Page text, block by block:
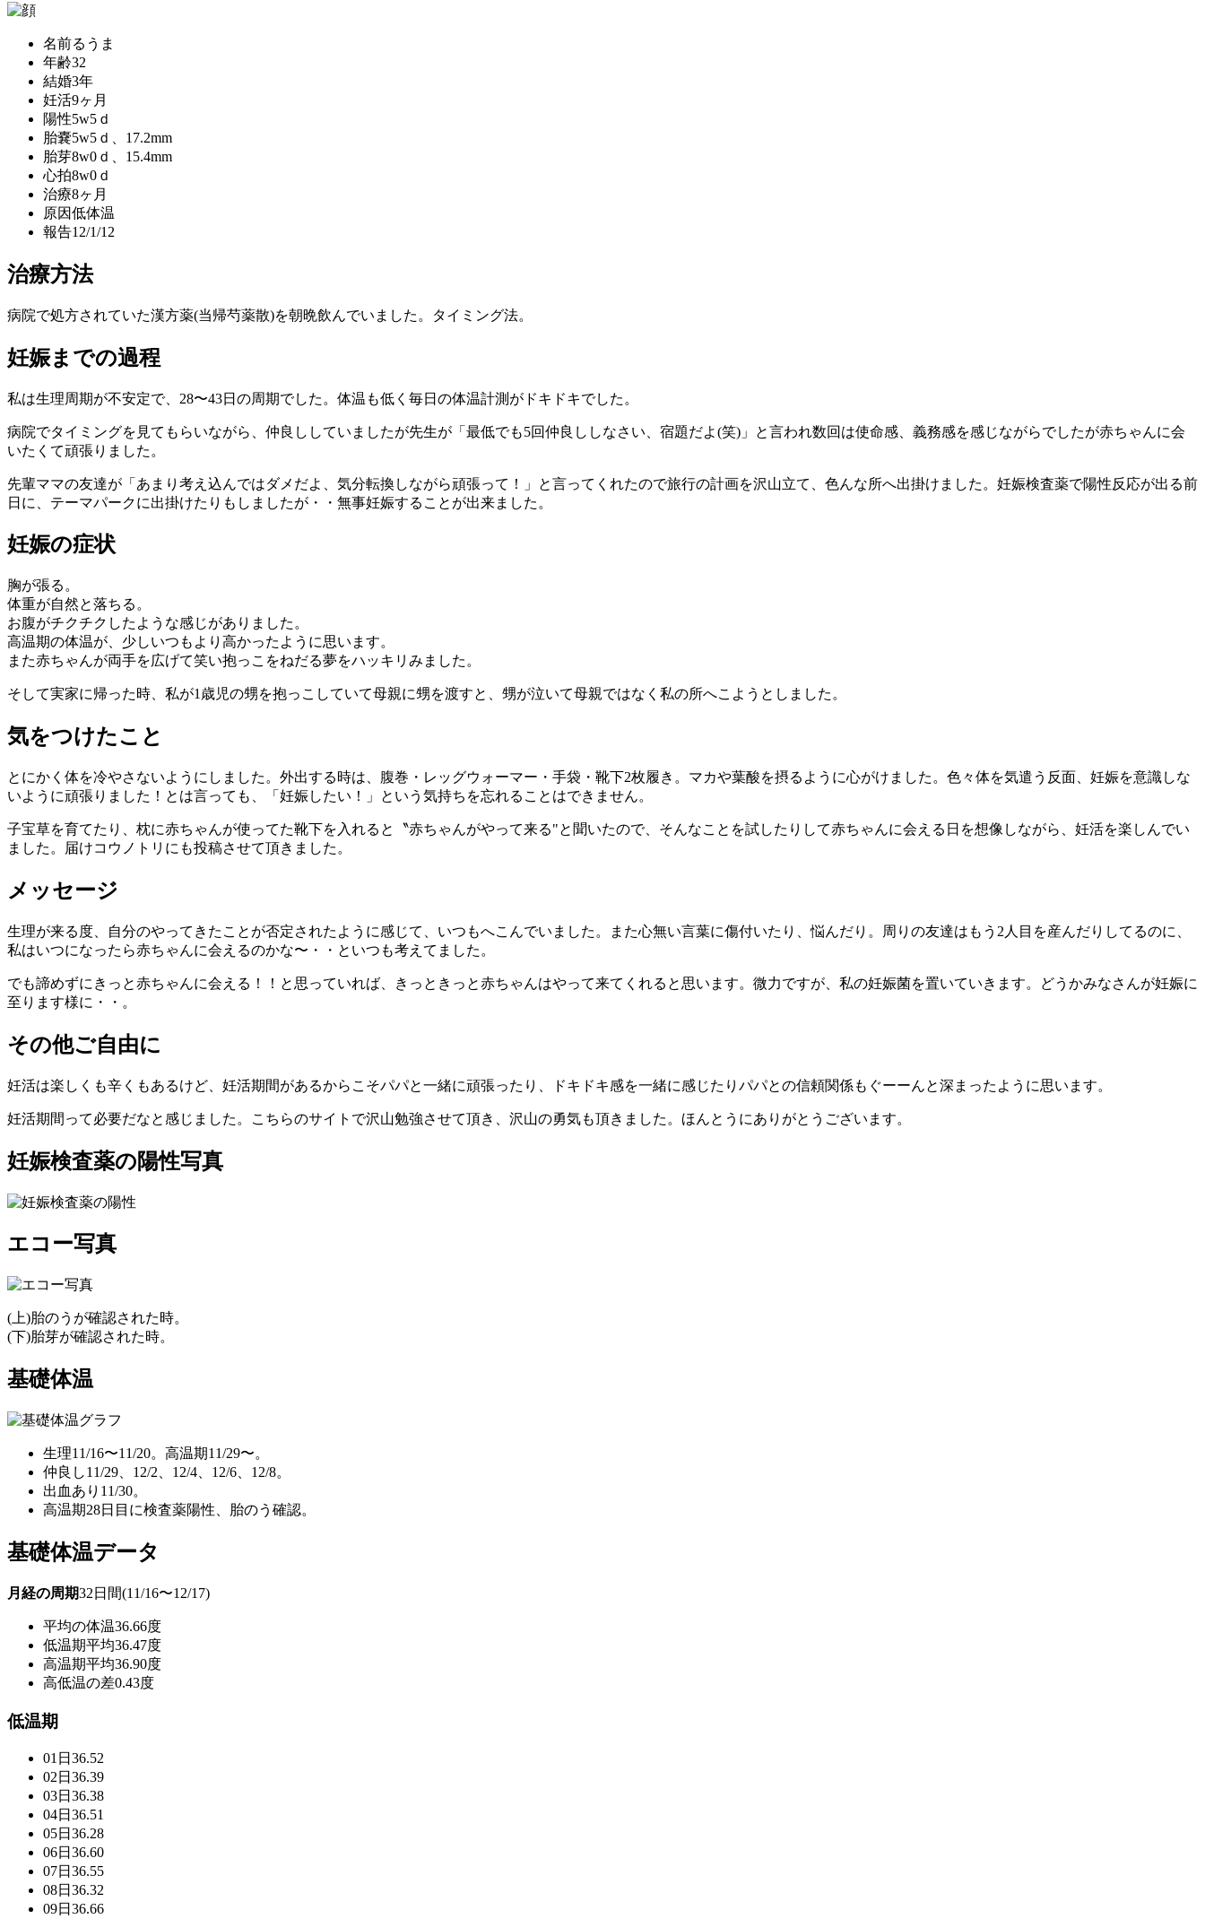
名前るうま
年齢32
結婚3年
妊活9ヶ月
陽性5w5ｄ
胎嚢5w5ｄ、17.2mm
胎芽8w0ｄ、15.4mm
心拍8w0ｄ
治療8ヶ月
原因低体温
報告12/1/12
治療方法
病院で処方されていた漢方薬(当帰芍薬散)を朝晩飲んでいました。タイミング法。
妊娠までの過程
私は生理周期が不安定で、28〜43日の周期でした。体温も低く毎日の体温計測がドキドキでした。
病院でタイミングを見てもらいながら、仲良ししていましたが先生が「最低でも5回仲良ししなさい、宿題だよ(笑)」と言われ数回は使命感、義務感を感じながらでしたが赤ちゃんに会
いたくて頑張りました。
先輩ママの友達が「あまり考え込んではダメだよ、気分転換しながら頑張って！」と言ってくれたので旅行の計画を沢山立て、色んな所へ出掛けました。妊娠検査薬で陽性反応が出る前
日に、テーマパークに出掛けたりもしましたが・・無事妊娠することが出来ました。
妊娠の症状
胸が張る。
体重が自然と落ちる。
お腹がチクチクしたような感じがありました。
高温期の体温が、少しいつもより高かったように思います。
また赤ちゃんが両手を広げて笑い抱っこをねだる夢をハッキリみました。
そして実家に帰った時、私が1歳児の甥を抱っこしていて母親に甥を渡すと、甥が泣いて母親ではなく私の所へこようとしました。
気をつけたこと
とにかく体を冷やさないようにしました。外出する時は、腹巻・レッグウォーマー・手袋・靴下2枚履き。マカや葉酸を摂るように心がけました。色々体を気遣う反面、妊娠を意識しな
いように頑張りました！とは言っても、「妊娠したい！」という気持ちを忘れることはできません。
子宝草を育てたり、枕に赤ちゃんが使ってた靴下を入れると〝赤ちゃんがやって来る"と聞いたので、そんなことを試したりして赤ちゃんに会える日を想像しながら、妊活を楽しんでい
ました。届けコウノトリにも投稿させて頂きました。
メッセージ
生理が来る度、自分のやってきたことが否定されたように感じて、いつもへこんでいました。また心無い言葉に傷付いたり、悩んだり。周りの友達はもう2人目を産んだりしてるのに、
私はいつになったら赤ちゃんに会えるのかな〜・・といつも考えてました。
でも諦めずにきっと赤ちゃんに会える！！と思っていれば、きっときっと赤ちゃんはやって来てくれると思います。微力ですが、私の妊娠菌を置いていきます。どうかみなさんが妊娠に
至ります様に・・。
その他ご自由に
妊活は楽しくも辛くもあるけど、妊活期間があるからこそパパと一緒に頑張ったり、ドキドキ感を一緒に感じたりパパとの信頼関係もぐーーんと深まったように思います。
妊活期間って必要だなと感じました。こちらのサイトで沢山勉強させて頂き、沢山の勇気も頂きました。ほんとうにありがとうございます。
妊娠検査薬の陽性写真
エコー写真
(上)胎のうが確認された時。
(下)胎芽が確認された時。
基礎体温
生理11/16〜11/20。高温期11/29〜。
仲良し11/29、12/2、12/4、12/6、12/8。
出血あり11/30。
高温期28日目に検査薬陽性、胎のう確認。
基礎体温データ
月経の周期32日間(11/16〜12/17)
平均の体温36.66度
低温期平均36.47度
高温期平均36.90度
高低温の差0.43度
低温期
01日 36.52
02日 36.39
03日 36.38
04日 36.51
05日 36.28
06日 36.60
07日 36.55
08日 36.32
09日 36.66